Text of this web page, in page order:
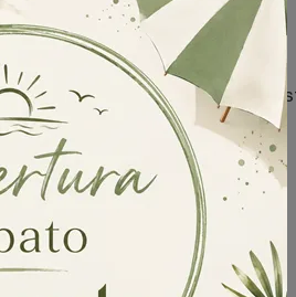
trovata
è più presente all'interno del
tante altre interessanti iniziative!
Navigare